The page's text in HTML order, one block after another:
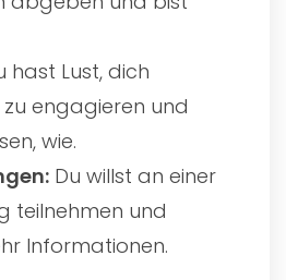
hast Lust, dich
engagieren und
wie.
Du willst an einer
teilnehmen und
Informationen.